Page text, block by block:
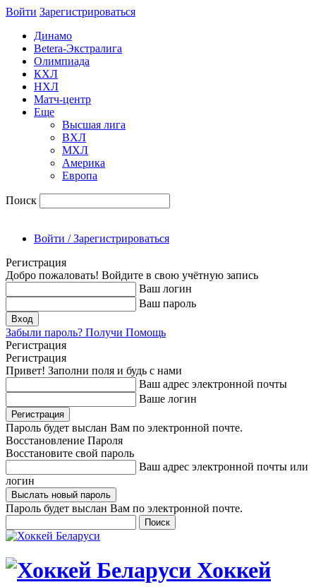
Войти Зарегиcтрироваться
Динамо
Betera-Экстралига
Олимпиада
КХЛ
НХЛ
Матч-центр
Еще
Высшая лига
ВХЛ
МХЛ
Америка
Европа
Поиск
Войти / Зарегистрироваться
Регистрация
Добро пожаловать! Войдите в свою учётную запись
Ваш логин
Ваш пароль
Забыли пароль? Получи Помощь
Регистрация
Регистрация
Привет! Заполни поля и будь с нами
Ваш адрес электронной почты
Ваше логин
Пароль будет выслан Вам по электронной почте.
Восстановление Пароля
Восстановите свой пароль
Ваш адрес электронной почты или
логин
Пароль будет выслан Вам по электронной почте.
Хоккей